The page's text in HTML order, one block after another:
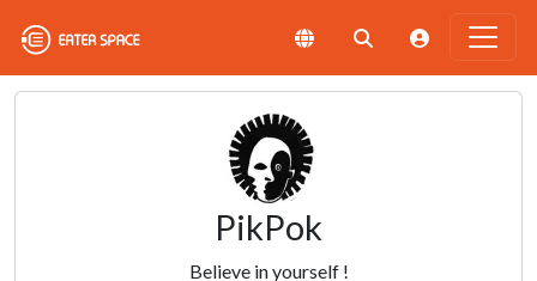
PikPok
Believe in yourself !